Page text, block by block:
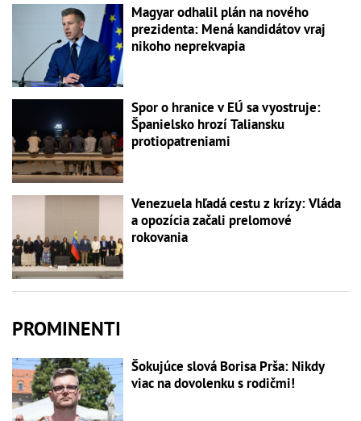
Magyar odhalil plán na nového
prezidenta: Mená kandidátov vraj
nikoho neprekvapia
Spor o hranice v EÚ sa vyostruje:
Španielsko hrozí Taliansku
protiopatreniami
Venezuela hľadá cestu z krízy: Vláda
a opozícia začali prelomové
rokovania
PROMINENTI
Šokujúce slová Borisa Prša: Nikdy
viac na dovolenku s rodičmi!